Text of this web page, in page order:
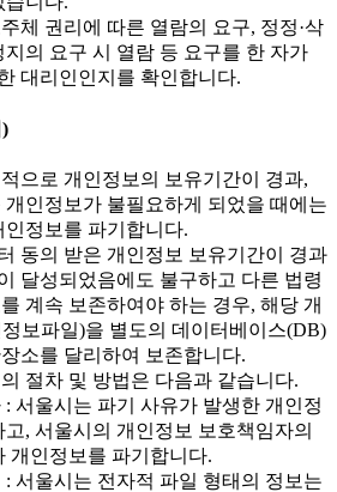
체 권리에 따른 열람의 요구, 정정·삭
의 요구 시 열람 등 요구를 한 자가
대리인인지를 확인합니다.
으로 개인정보의 보유기간이 경과,
개인정보가 불필요하게 되었을 때에는
정보를 파기합니다.
동의 받은 개인정보 보유기간이 경과
달성되었음에도 불구하고 다른 법령
계속 보존하여야 하는 경우, 해당 개
보파일)을 별도의 데이터베이스(DB)
소를 달리하여 보존합니다.
절차 및 방법은 다음과 같습니다.
: 서울시는 파기 사유가 발생한 개인정
고, 서울시의 개인정보 보호책임자의
개인정보를 파기합니다.
: 서울시는 전자적 파일 형태의 정보는